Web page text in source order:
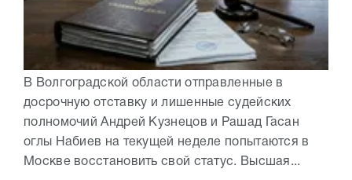
В Волгоградской области отправленные в
досрочную отставку и лишенные судейских
полномочий Андрей Кузнецов и Рашад Гасан
оглы Набиев на текущей неделе попытаются в
Москве восстановить свой статус. Высшая...